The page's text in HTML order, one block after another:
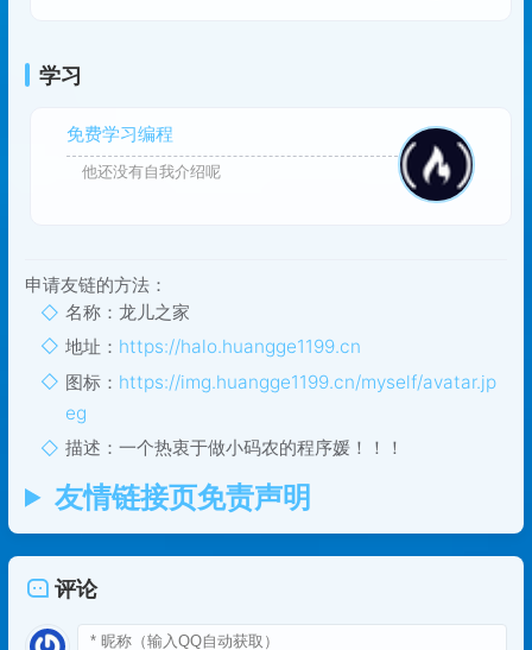
学习
免费学习编程
他还没有自我介绍呢
申请友链的方法：
名称：龙儿之家
地址： https://halo.huangge1199.cn
图标： https://img.huangge1199.cn/myself/avatar.jp
eg
描述：一个热衷于做小码农的程序媛！！！
友情链接页免责声明
评论